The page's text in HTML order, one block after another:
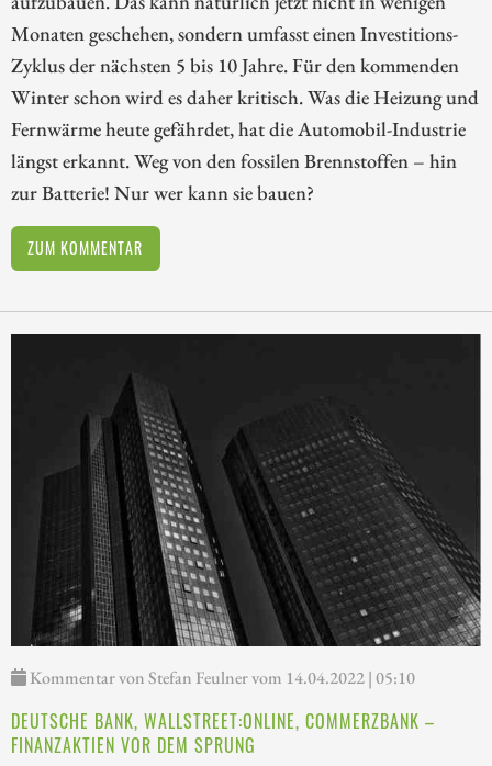
Monaten geschehen, sondern umfasst einen Investitions-
Zyklus der nächsten 5 bis 10 Jahre. Für den kommenden
Winter schon wird es daher kritisch. Was die Heizung und
Fernwärme heute gefährdet, hat die Automobil-Industrie
längst erkannt. Weg von den fossilen Brennstoffen – hin
zur Batterie! Nur wer kann sie bauen?
ZUM KOMMENTAR
Kommentar von Stefan Feulner vom 14.04.2022 | 05:10
DEUTSCHE BANK, WALLSTREET:ONLINE, COMMERZBANK –
FINANZAKTIEN VOR DEM SPRUNG